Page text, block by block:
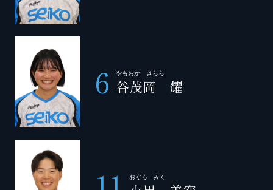
6 やもおか きらら
谷茂岡 耀
おぐろ みく